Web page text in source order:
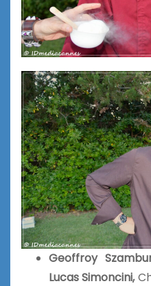
Geoffroy
Lucas Simoncini,